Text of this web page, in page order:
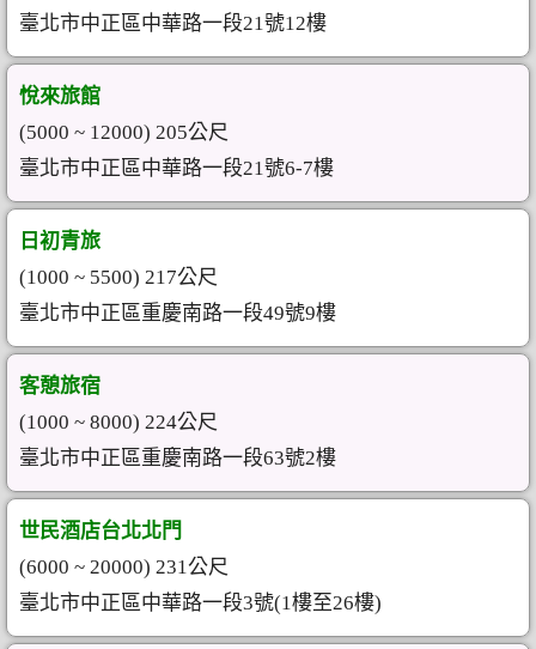
臺北市中正區中華路一段21號12樓
悅來旅館
(5000 ~ 12000) 205公尺
臺北市中正區中華路一段21號6-7樓
日初青旅
(1000 ~ 5500) 217公尺
臺北市中正區重慶南路一段49號9樓
客憩旅宿
(1000 ~ 8000) 224公尺
臺北市中正區重慶南路一段63號2樓
世民酒店台北北門
(6000 ~ 20000) 231公尺
臺北市中正區中華路一段3號(1樓至26樓)